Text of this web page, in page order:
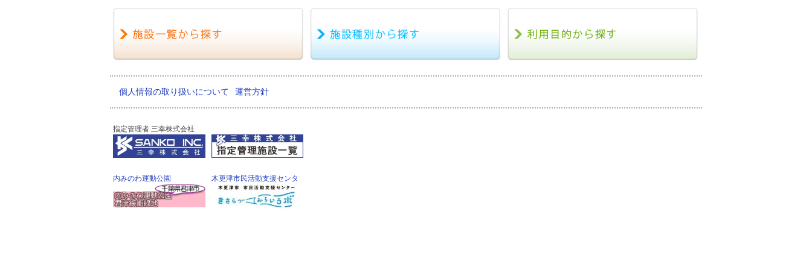
個人情報の取り扱いについて 運営方針
指定管理者 三幸株式会社